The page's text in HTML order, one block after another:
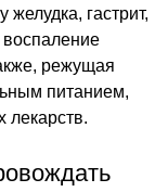
гастрит,
воспаление
режущая
питанием,
лекарств.